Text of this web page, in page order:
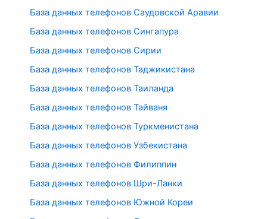
База данных телефонов Саудовской Аравии
База данных телефонов Сингапура
База данных телефонов Сирии
База данных телефонов Таджикистана
База данных телефонов Таиланда
База данных телефонов Тайваня
База данных телефонов Туркменистана
База данных телефонов Узбекистана
База данных телефонов Филиппин
База данных телефонов Шри-Ланки
База данных телефонов Южной Кореи